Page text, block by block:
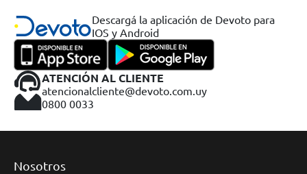
Descargá la aplicación de Devoto para
IOS y Android
ATENCIÓN AL CLIENTE
atencionalcliente@devoto.com.uy
0800 0033
Nosotros